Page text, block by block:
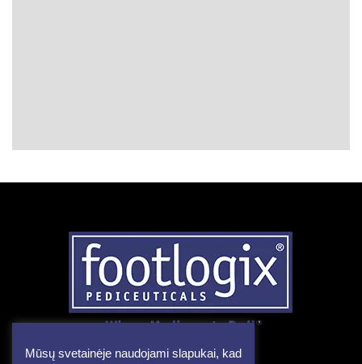
Mūsų svetainėje naudojami slapukai, kad